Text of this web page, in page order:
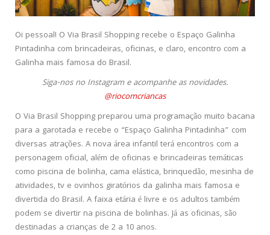
Oi pessoal! O Via Brasil Shopping recebe o Espaço Galinha
Pintadinha com brincadeiras, oficinas, e claro, encontro com a
Galinha mais famosa do Brasil.
Siga-nos no Instagram e acompanhe as novidades.
@riocomcriancas
O Via Brasil Shopping preparou uma programação muito bacana
para a garotada e recebe o “Espaço Galinha Pintadinha” com
diversas atrações. A nova área infantil terá encontros com a
personagem oficial, além de oficinas e brincadeiras temáticas
como piscina de bolinha, cama elástica, brinquedão, mesinha de
atividades, tv e ovinhos giratórios da galinha mais famosa e
divertida do Brasil. A faixa etária é livre e os adultos também
podem se divertir na piscina de bolinhas. Já as oficinas, são
destinadas a crianças de 2 a 10 anos.